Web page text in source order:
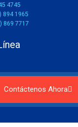
4745
894 1965
869 7717
Contáctenos Ahora